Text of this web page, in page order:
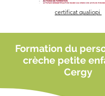
certificat qualiopi
Formation du
crèche petite
Cergy